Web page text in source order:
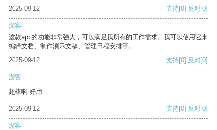
2025-09-12 支持[0] 反对[0]
游客
这款app的功能非常强大，可以满足我所有的工作需求。我可以使用它来
编辑文档、制作演示文稿、管理日程安排等。
2025-09-12
支持[0] 反对[0]
游客
超棒啊 好用
2025-09-12 支持[0] 反对[0]
游客